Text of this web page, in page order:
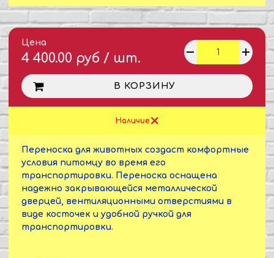
Цена
4 400.00 руб / шт.
В КОРЗИНУ
Наличие
Переноска для животных создаст комфортные
условия питомцу во время его
транспортировки. Переноска оснащена
надежно закрывающейся металлической
дверцей, вентиляционными отверстиями в
виде косточек и удобной ручкой для
транспортировки.